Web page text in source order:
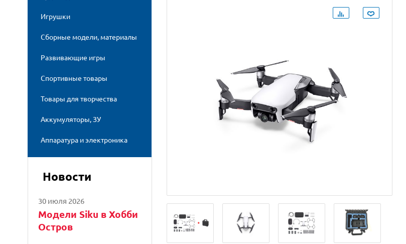
Игрушки
Сборные модели, материалы
Развивающие игры
Спортивные товары
Товары для творчества
Аккумуляторы, ЗУ
Аппаратура и электроника
Новости
30 июля 2026
Модели Siku в Хобби
Остров